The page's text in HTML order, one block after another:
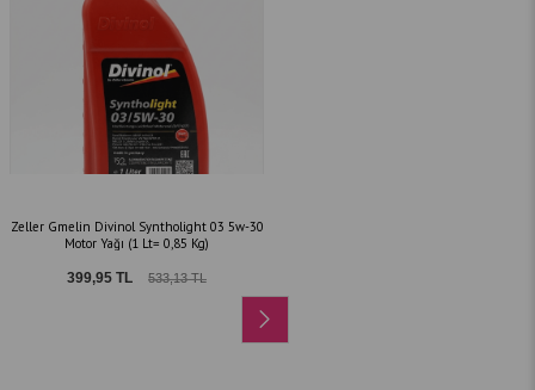
Zeller Gmelin Divinol Syntholight 03 5w-30
Motor Yağı (1 Lt= 0,85 Kg)
399,95 TL 533,13 TL